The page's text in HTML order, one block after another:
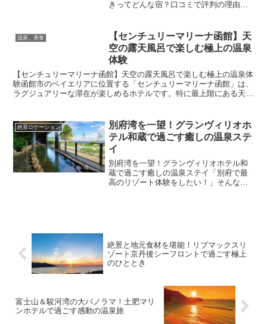
きってどんな宿？口コミで評判の理由を
宿」として知られています。館山駅から
車で約15分という便利な立...
温泉、美食
【センチュリーマリーナ函館】天
空の露天風呂で楽しむ極上の温泉
体験
【センチュリーマリーナ函館】天空の露天風呂で楽しむ極上の温泉体
験函館市のベイエリアに位置する「センチュリーマリーナ函館」は、
ラグジュアリーな滞在が楽しめるホテルです。特に最上階にある天然
絶景ロケーション
別府湾を一望！グランヴィリオホ
テル和蔵で過ごす癒しの温泉ステ
イ
別府湾を一望！グランヴィリオホテル和
蔵で過ごす癒しの温泉ステイ「別府で最
高のリゾート体験をしたい！」そんな方
絶景と地元食材を堪能！リブマックスリ
ゾート京丹後シーフロントで過ごす極上
のひととき
富士山＆駿河湾の大パノラマ！土肥マリ
ンホテルで過ごす感動の温泉旅